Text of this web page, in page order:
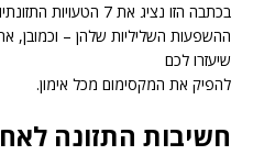
בכתבה הזו נציג את 7
ההשפעות השליליות שלהן – וכמובן,
שיעזרו לכם
להפיק את המקסימום מכל אימון.
חשיבות התזונה